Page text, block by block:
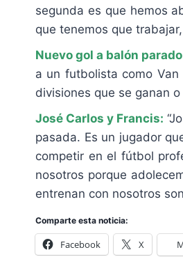
segunda es que hemos
que tenemos que
Nuevo gol a balón
a un futbolista como
divisiones que se ganan
José Carlos y Francis:
pasada. Es un jugador
competir en el fútbol
nosotros porque
entrenan con nosotros
Comparte esta noticia:
Facebook X